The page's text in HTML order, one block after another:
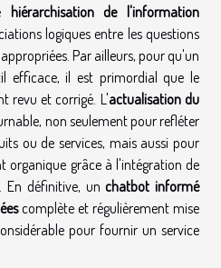
hiérarchisation de l'information
logiques entre les questions
Par ailleurs, pour qu'un
efficace, il est primordial que le
revu et corrigé. L'actualisation du
non seulement pour refléter
ou de services, mais aussi pour
organique grâce à l'intégration de
En définitive, unchatbot informé
complète et régulièrement mise
pour fournir un service